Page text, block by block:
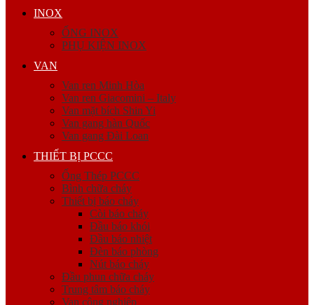
INOX
ỐNG INOX
PHỤ KIỆN INOX
VAN
Van ren Minh Hòa
Van ren Giacomini – Italy
Van mặt bích Shin Yi
Van gang hàn Quốc
Van gang Đài Loan
THIẾT BỊ PCCC
Ống Thép PCCC
Bình chữa cháy
Thiết bị báo cháy
Còi báo cháy
Đầu báo khói
Đầu báo nhiệt
Đèn báo phòng
Nút báo cháy
Đầu phun chữa cháy
Trung tâm báo cháy
Van công nghiệp